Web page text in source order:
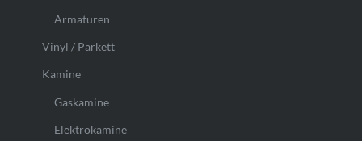
Armaturen
Vinyl / Parkett
Kamine
Gaskamine
Elektrokamine